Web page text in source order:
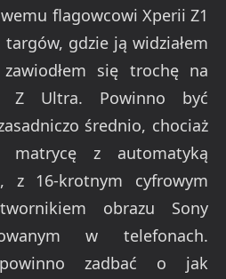
flagowcowi Xperii Z1
gdzie ją widziałem
się trochę na
Z Ultra. Powinno być
średnio, chociaż
z automatyką
z 16-krotnym cyfrowym
obrazu Sony
w telefonach.
zadbać o jak